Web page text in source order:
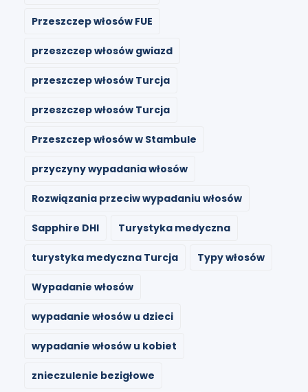
Przeszczep włosów FUE
przeszczep włosów gwiazd
przeszczep włosów Turcja
przeszczep włosów Turcja
Przeszczep włosów w Stambule
przyczyny wypadania włosów
Rozwiązania przeciw wypadaniu włosów
Sapphire DHI Turystyka medyczna
turystyka medyczna Turcja Typy włosów
Wypadanie włosów
wypadanie włosów u dzieci
wypadanie włosów u kobiet
znieczulenie bezigłowe